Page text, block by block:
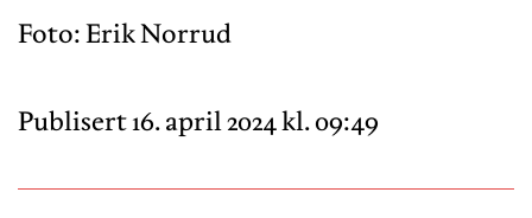
Foto: Erik Norrud
Publisert 16. april 2024 kl. 09:49